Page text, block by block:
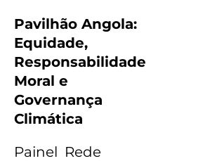
Pavilhão Angola:
Equidade,
Responsabilidade
Moral e
Governança
Climática
Painel Rede